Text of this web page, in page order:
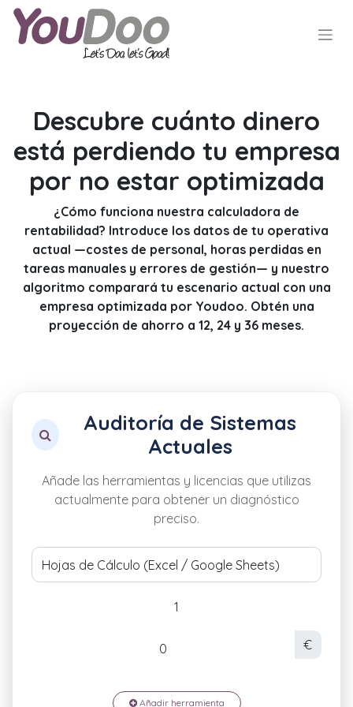
Descubre cuánto dinero
está perdiendo tu empresa
por no estar optimizada
¿Cómo funciona nuestra calculadora de
rentabilidad? Introduce los datos de tu operativa
actual —costes de personal, horas perdidas en
tareas manuales y errores de gestión— y nuestro
algoritmo comparará tu escenario actual con una
empresa optimizada por Youdoo. Obtén una
proyección de ahorro a 12, 24 y 36 meses.
Auditoría de Sistemas
Actuales
Añade las herramientas y licencias que utilizas
actualmente para obtener un diagnóstico
preciso.
€
Añadir herramienta